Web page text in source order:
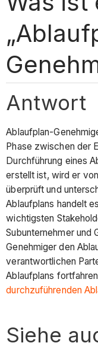
Antwort
Ablaufplan-
Phase zwischen der
Durchführung eines
erstellt ist, wird er
überprüft und
Ablaufplans handelt
wichtigsten
Subunternehmer und
Genehmiger den
verantwortlichen
Ablaufplans
durchzuführenden
Siehe